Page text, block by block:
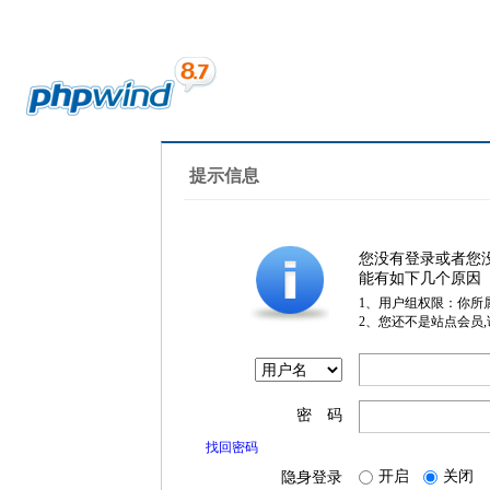
提示信息
您没有登录或者您
能有如下几个原因
1、用户组权限：你所
2、您还不是站点会员
密 码
找回密码
隐身登录 开启 关闭